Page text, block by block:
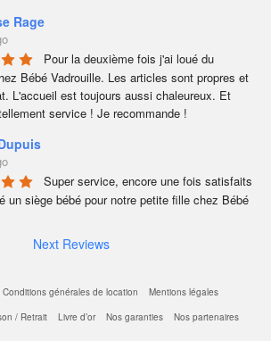
Rage
Pour la deuxième fois j'ai loué du
Bébé Vadrouille. Les articles sont propres et
L'accueil est toujours aussi chaleureux. Et
service ! Je recommande !
Super service, encore une fois satisfaits
un siège bébé pour notre petite fille chez Bébé
Next Reviews
Conditions générales de location
Mentions légales
/ Retrait Livre d’or Nos garanties
Nos partenaires